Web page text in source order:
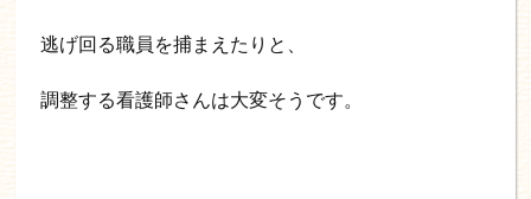
逃げ回る職員を捕まえたりと、
調整する看護師さんは大変そうです。